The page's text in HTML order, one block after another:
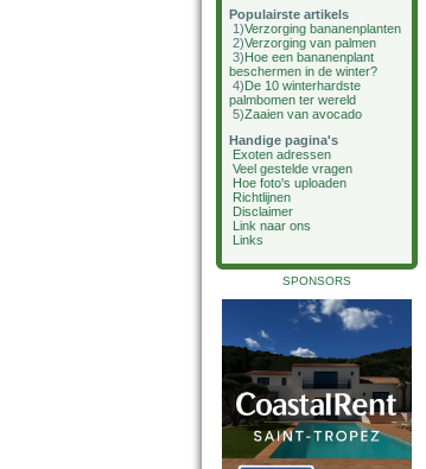
Populairste artikels
1)Verzorging bananenplanten
2)Verzorging van palmen
3)Hoe een bananenplant
beschermen in de winter?
4)De 10 winterhardste
palmbomen ter wereld
5)Zaaien van avocado
Handige pagina's
Exoten adressen
Veel gestelde vragen
Hoe foto's uploaden
Richtlijnen
Disclaimer
Link naar ons
Links
SPONSORS